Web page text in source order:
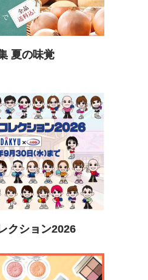
夏の味覚
クション2026